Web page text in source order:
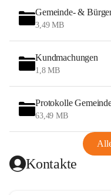
Gemeinde- &
3,49 MB
Kundmachungen
1,8 MB
Protokolle
63,49 MB
Kontakte